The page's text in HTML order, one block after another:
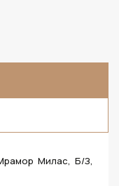
Милас, Б/З,